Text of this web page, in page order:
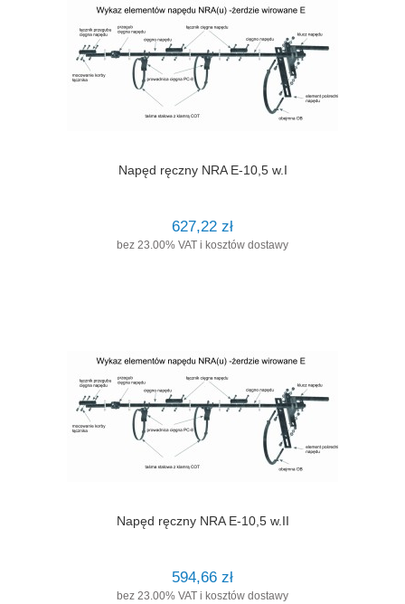
Napęd ręczny NRA E-10,5 w.I
627,22 zł
bez 23.00% VAT i kosztów dostawy
Napęd ręczny NRA E-10,5 w.II
594,66 zł
bez 23.00% VAT i kosztów dostawy